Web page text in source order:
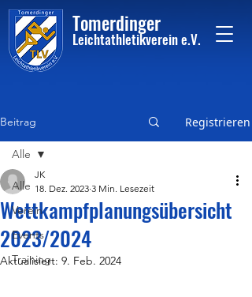
Tomerdinger
Leichtathletikvereine.V.
Beitrag Registrieren
Alle
Verein
Events
Training
Alle
Wettkampfplanungsübersicht
2023/2024
JK
18. Dez. 2023 3 Min. Lesezeit
Aktualisiert: 9. Feb. 2024